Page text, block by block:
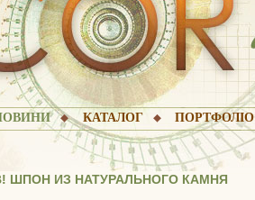
КАТАЛОГ ПОРТФОЛІО
ШПОН ИЗ НАТУРАЛЬНОГО КАМНЯ